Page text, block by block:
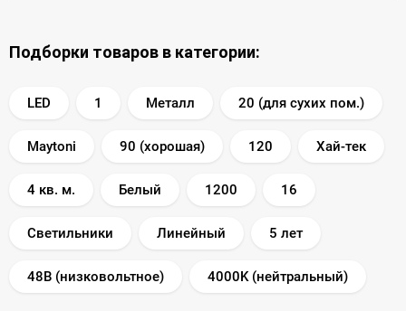
Подборки товаров в категории:
LED 1 Металл 20 (для сухих пом.)
Maytoni 90 (хорошая) 120 Хай-тек
4 кв. м. Белый 1200 16
Светильники Линейный 5 лет
48В (низковольтное) 4000K (нейтральный)